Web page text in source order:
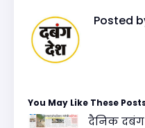
Posted
You May Like These
दैनिक